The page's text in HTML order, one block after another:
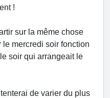
!
sur la même chose
mercredi soir fonction
soir qui arrangeait le
de varier du plus